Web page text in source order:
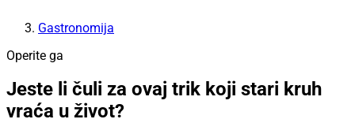
Gastronomija
Operite ga
Jeste li čuli za ovaj trik koji stari kruh
vraća u život?